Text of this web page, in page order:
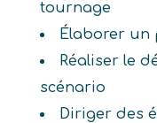
tournage
Élaborer un
Réaliser le
scénario
Diriger des